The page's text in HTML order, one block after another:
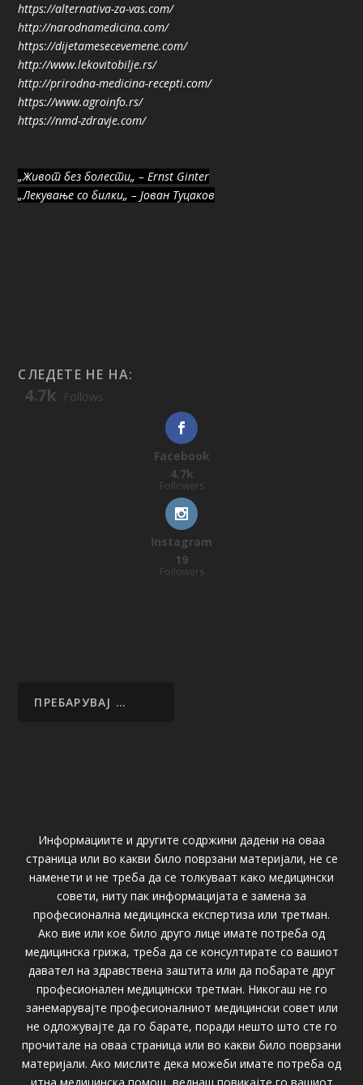
https://alternativa-za-vas.com/
http://narodnamedicina.com/
https://dijetamesecevemene.com/
http://www.lekovitobilje.rs/
http://prirodna-medicina-recepti.com/
https://www.agroinfo.rs/
https://nmd-zdravje.com/
„Живот без болести„ – Ernst Ginter
„Лекување со билки„ – Јован Туцаков
СЛЕДЕТЕ НЕ НА:
4.7k Follows
Facebook
4.7k
Followers
Instagram
19
Followers
Информациите и другите содржини дадени на оваа
страница или во какви било поврзани материјали, не се
наменети и не треба да се толкуваат како медицински
совети, ниту пак информацијата е замена за
професионална медицинска експертиза или третман.
Ако вие или кое било друго лице имате потреба од
медицинска грижа, треба да се консултирате со вашиот
давател на здравствена заштита или да побарате друг
професионален медицински третман. Никогаш не го
занемарувајте професионалниот медицински совет или
не одложувајте да го барате, поради нешто што сте го
прочитале на оваа страница или во какви било поврзани
материјали. Ако мислите дека можеби имате потреба од